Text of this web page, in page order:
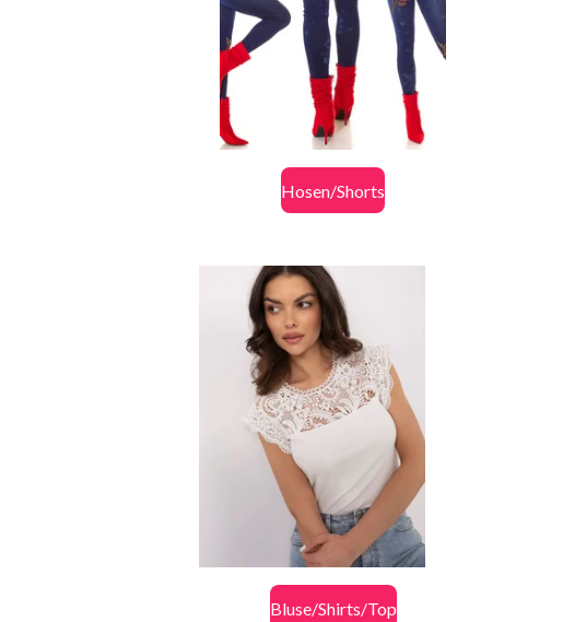
Hosen/Shorts
Bluse/Shirts/Top